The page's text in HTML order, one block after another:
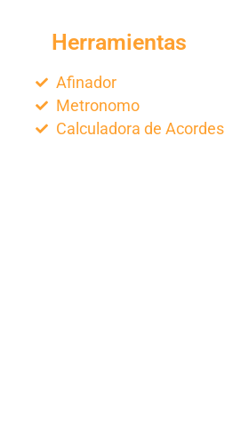
Herramientas
Afinador
Metronomo
Calculadora de Acordes